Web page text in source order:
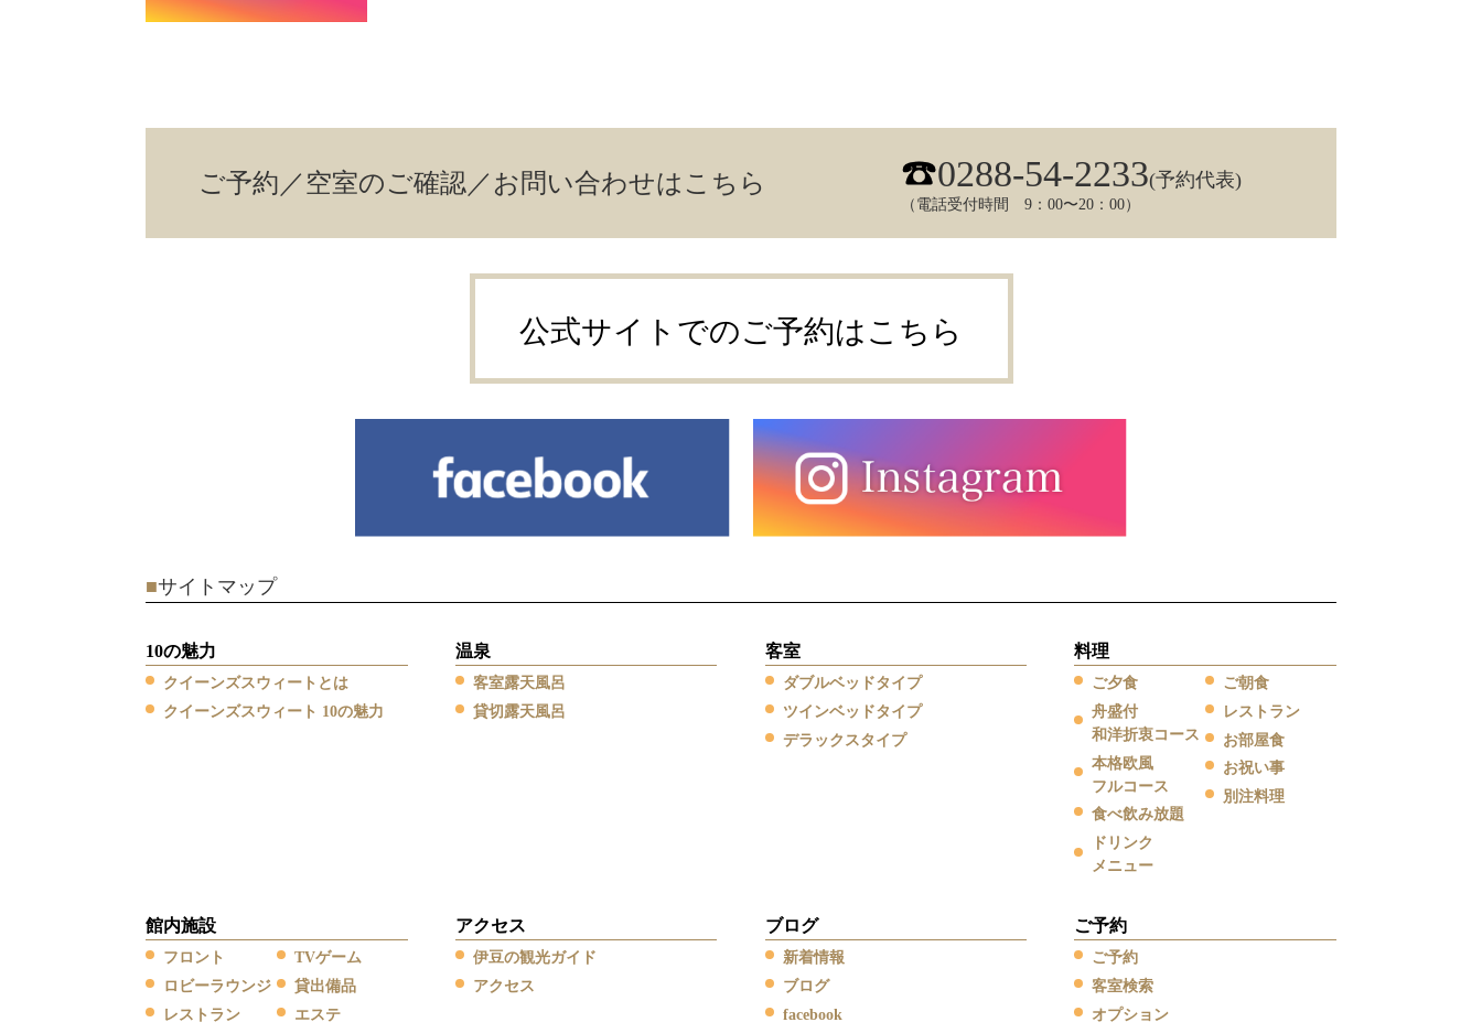
ご予約／空室のご確認／お問い合わせはこちら 0288-54-2233(予約代表)
（電話受付時間 9：00〜20：00）
公式サイトでのご予約はこちら
■サイトマップ
10の魅力
クイーンズスウィートとは
クイーンズスウィート 10の魅力
温泉
客室露天風呂
貸切露天風呂
客室
ダブルベッドタイプ
ツインベッドタイプ
デラックスタイプ
料理
ご夕食
舟盛付
和洋折衷コース
本格欧風
フルコース
食べ飲み放題
ドリンク
メニュー
ご朝食
レストラン
お部屋食
お祝い事
別注料理
館内施設
フロント
ロビーラウンジ
レストラン
TVゲーム
貸出備品
エステ
アクセス
伊豆の観光ガイド
アクセス
ブログ
新着情報
ブログ
facebook
ご予約
ご予約
客室検索
オプション